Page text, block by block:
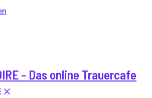
- Das online Trauercafe